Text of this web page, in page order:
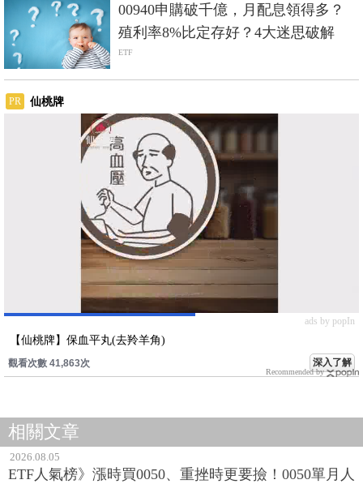
00940申購破千億，月配息領得多？
殖利率8%比定存好？4大迷思破解
ETF
PR 仙桃牌
ads by popIn
【仙桃牌】保血平丸(去羚羊角)
觀看次數 41,863次 深入了解
Recommended by
相關文章
2026.08.05
ETF人氣榜》漲時買0050、重挫時更要撿！0050單月人